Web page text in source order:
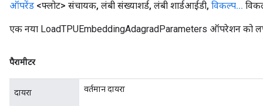
ऑपरेंड <फ्लोट> संचायक, लंबी संख्याशर्ड, लंबी शार्डआईडी, विकल्प...
एक नया LoadTPUEmbeddingAdagradParameters ऑपरेशन को
पैरामीटर
दायरा वर्तमान दायरा